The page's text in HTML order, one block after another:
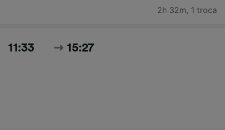
2h 32m, 1 troca
11:33 15:27